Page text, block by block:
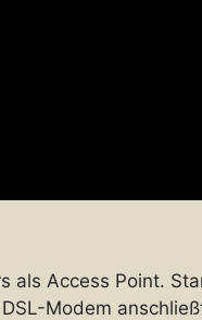
als Access Point.
Modem